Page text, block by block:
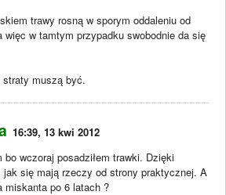
trawy rosną w sporym oddaleniu od
więc w tamtym przypadku swobodnie da się
muszą być.
16:39, 13 kwi 2012
bo wczoraj posadziłem trawki. Dzięki
jak się mają rzeczy od strony praktycznej. A
miskanta po 6 latach ?